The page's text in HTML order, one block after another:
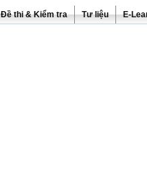
Đề thi & Kiểm tra Tư liệu E-